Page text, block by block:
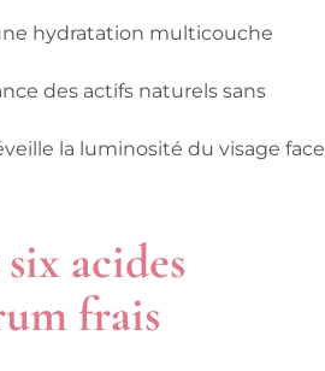
hydratation multicouche
des actifs naturels sans
la luminosité du visage face
acides
frais